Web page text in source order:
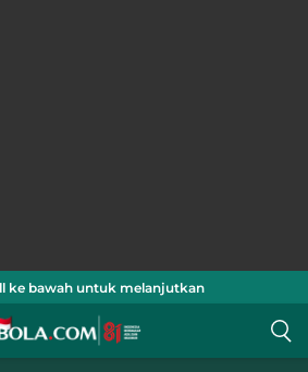
ke bawah untuk melanjutkan